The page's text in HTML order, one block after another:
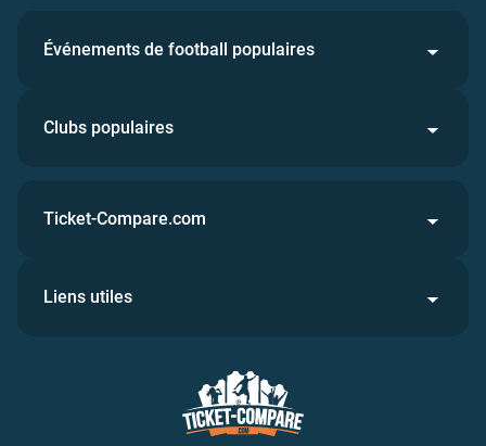
Événements de football populaires
Clubs populaires
Ticket-Compare.com
Liens utiles